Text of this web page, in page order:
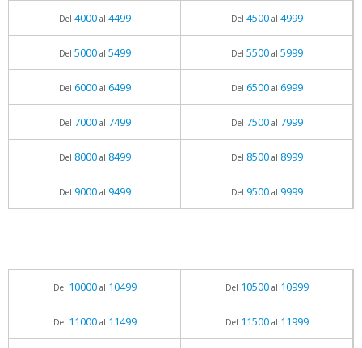
Del 4000al 4499 Del 4500al 4999
Del 5000al 5499 Del 5500al 5999
Del 6000al 6499 Del 6500al 6999
Del 7000al 7499 Del 7500al 7999
Del 8000al 8499 Del 8500al 8999
Del 9000al 9499 Del 9500al 9999
Del 10000al 10499 Del 10500al 10999
Del 11000al 11499 Del 11500al 11999